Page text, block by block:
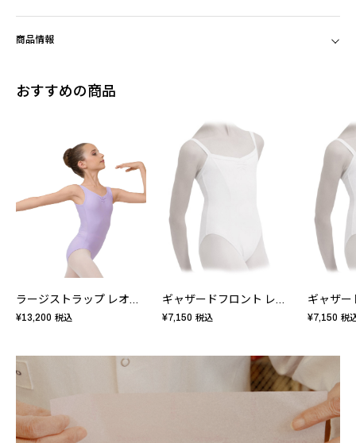
商品情報
おすすめの商品
ラージストラップ レオタード - キッズ
¥13,200 税込
ギャザードフロント レオタード - キッズ
¥7,150 税込 ¥7,150 税